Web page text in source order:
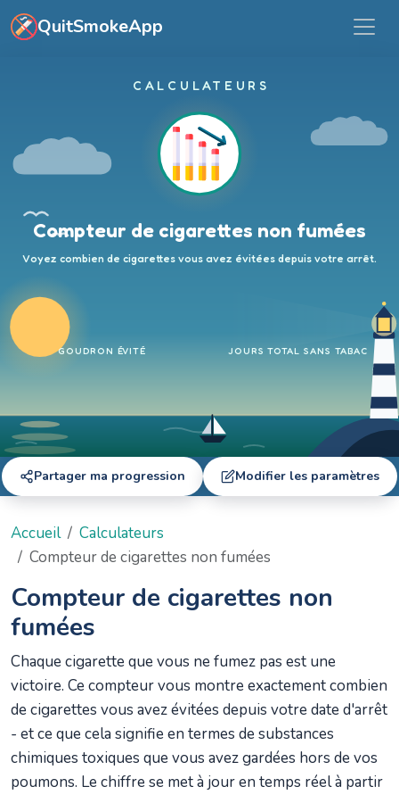
Aller au contenu principal
QuitSmokeApp
CALCULATEURS
Compteur de cigarettes non fumées
Voyez combien de cigarettes vous avez évitées depuis votre arrêt.
GOUDRON ÉVITÉ JOURS TOTAL SANS TABAC
Partager ma progression Modifier les paramètres
Accueil
Calculateurs
Compteur de cigarettes non fumées
Compteur de cigarettes non
fumées
Chaque cigarette que vous ne fumez pas est une
victoire. Ce compteur vous montre exactement combien
de cigarettes vous avez évitées depuis votre date d'arrêt
- et ce que cela signifie en termes de substances
chimiques toxiques que vous avez gardées hors de vos
poumons. Le chiffre se met à jour en temps réel à partir